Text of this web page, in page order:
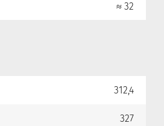
≈ 32
312,4
327